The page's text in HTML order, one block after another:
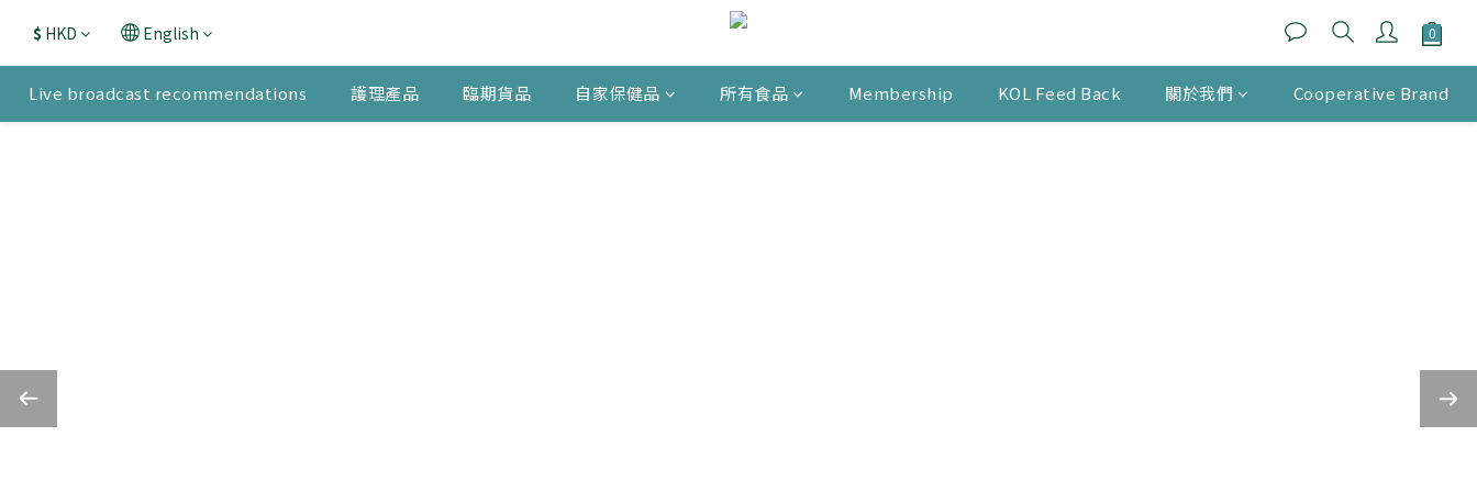
$ HKD English
Live broadcast recommendations 護理產品 臨期貨品 自家保健品 所有食品 Membership KOL Feed Back 關於我們 Cooperative Brand